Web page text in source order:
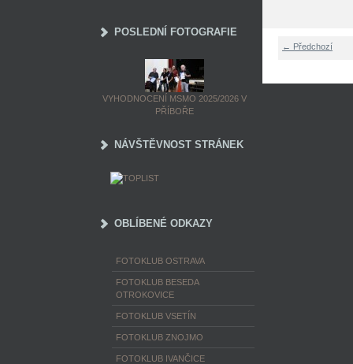
POSLEDNÍ FOTOGRAFIE
VYHODNOCENÍ MSMO 2025/2026 V
PŘÍBOŘE
NÁVŠTĚVNOST STRÁNEK
OBLÍBENÉ ODKAZY
FOTOKLUB OSTRAVA
FOTOKLUB BESEDA
OTROKOVICE
FOTOKLUB VSETÍN
FOTOKLUB ZNOJMO
FOTOKLUB IVANČICE
← Předchozí